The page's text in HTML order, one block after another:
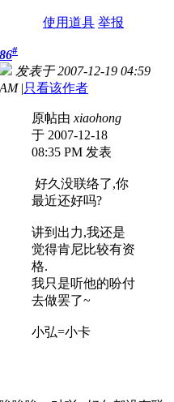
使用道具 举报
86#
发表于 2007-12-19 04:59
AM |只看该作者
原帖由 xiaohong
于 2007-12-18
08:35 PM 发表
好久没联络了,你
最近还好吗?
讲到出力,我还是
觉得肯尼比较有资
格.
我只是听他的吩付
去做罢了~
小弘=小卡